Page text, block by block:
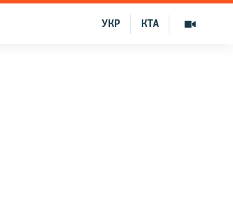
КТА
УКР